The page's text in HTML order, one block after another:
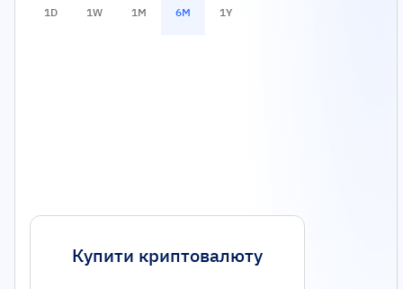
1D 1W 1M 6M 1Y
Купити криптовалюту